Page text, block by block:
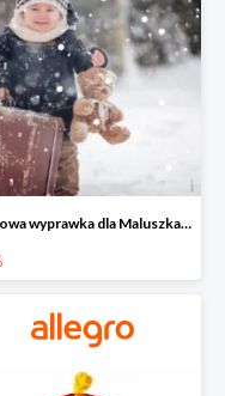
Zimowa wyprawka dla Maluszka na Allegro do -40%